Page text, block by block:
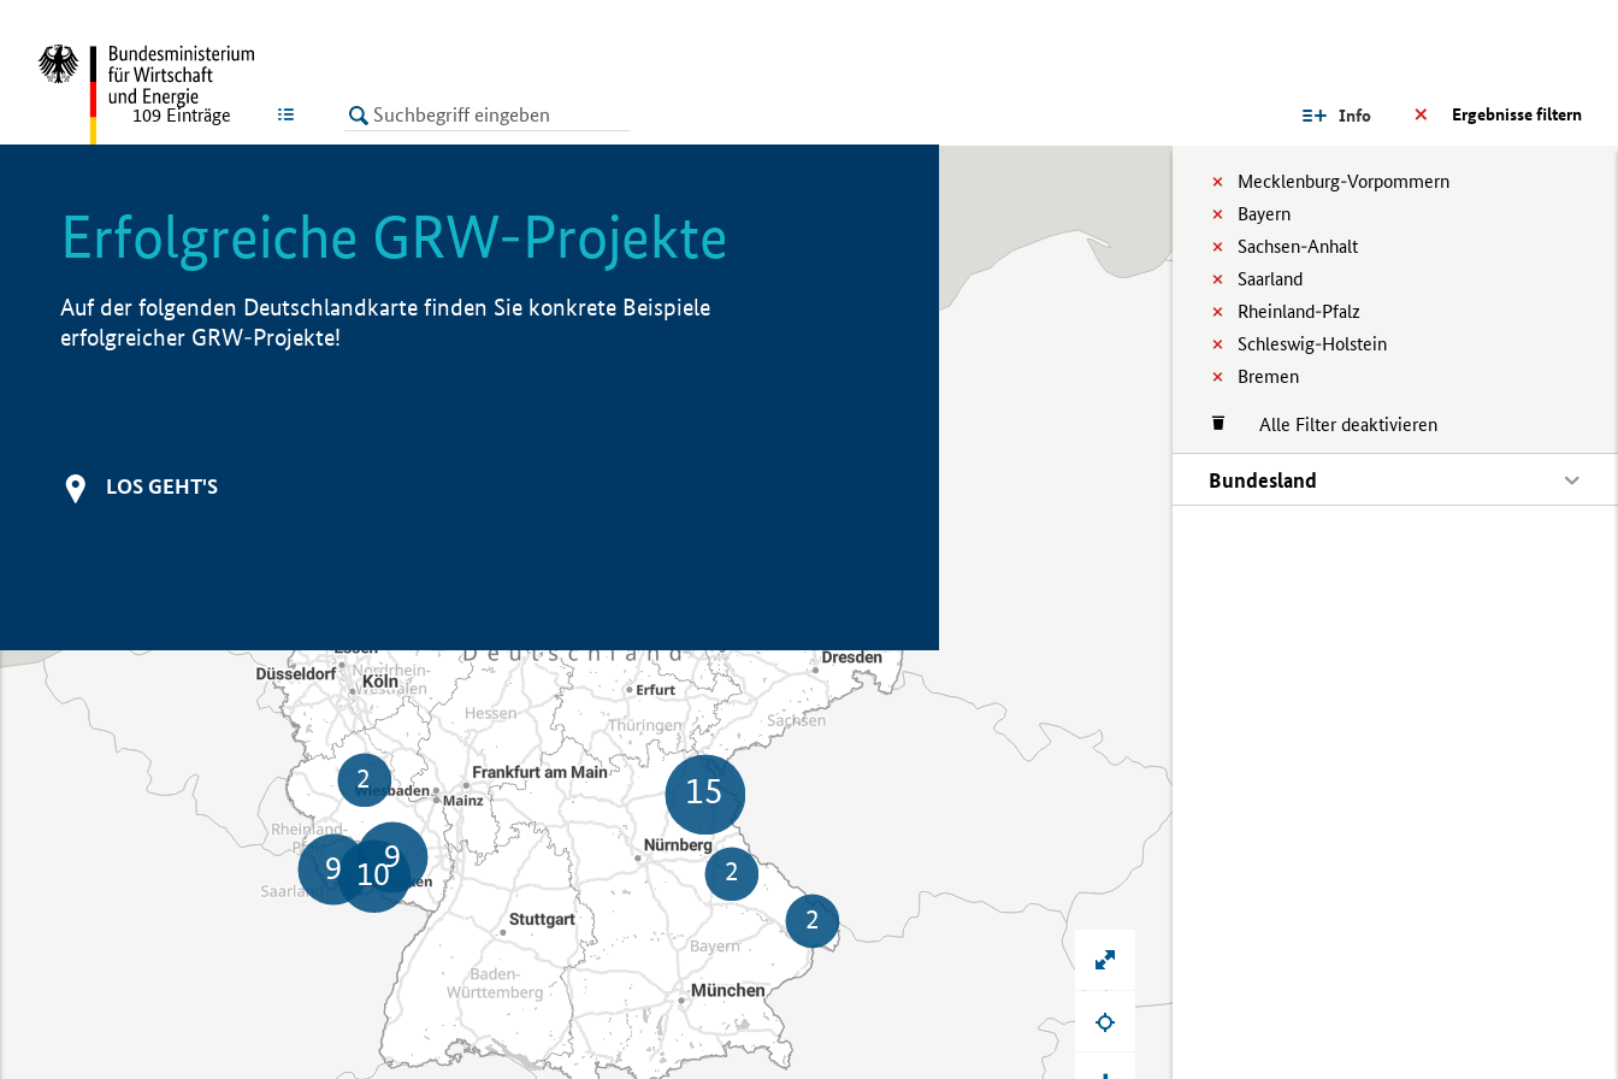
LISTE Ergebnisse filtern
Info
Mecklenburg-Vorpommern
Bayern
Sachsen-Anhalt
Saarland
Rheinland-Pfalz
Schleswig-Holstein
Bremen
Alle Filter deaktivieren
Bundesland
109 Einträge
Erfolgreiche GRW-Projekte
Auf der folgenden Deutschlandkarte finden Sie konkrete Beispiele
erfolgreicher GRW-Projekte!
LOS GEHT'S